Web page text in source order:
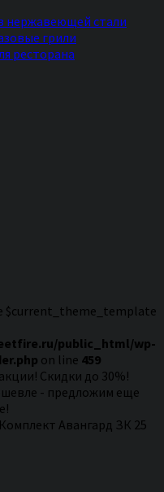
нержавеющей стали
грили
ресторана
$current_theme_template
public_html/wp-
on line 459
Скидки до 30%!
- предложим еще
Комплект Авангард ЗК 25